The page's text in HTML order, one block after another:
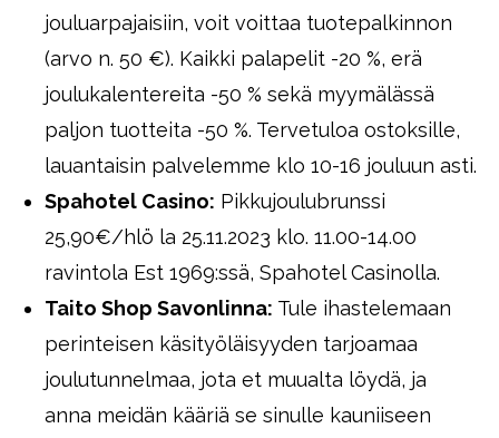
jouluarpajaisiin, voit voittaa tuotepalkinnon
(arvo n. 50 €). Kaikki palapelit -20 %, erä
joulukalentereita -50 % sekä myymälässä
paljon tuotteita -50 %. Tervetuloa ostoksille,
lauantaisin palvelemme klo 10-16 jouluun asti.
Spahotel Casino: Pikkujoulubrunssi
25,90€/hlö la 25.11.2023 klo. 11.00-14.00
ravintola Est 1969:ssä, Spahotel Casinolla.
Taito Shop Savonlinna: Tule ihastelemaan
perinteisen käsityöläisyyden tarjoamaa
joulutunnelmaa, jota et muualta löydä, ja
anna meidän kääriä se sinulle kauniiseen